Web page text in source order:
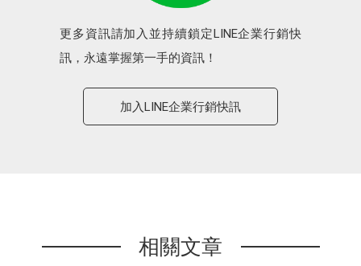
更多資訊請加入並持續鎖定LINE企業行銷快
訊，永遠掌握第一手的資訊！
加入LINE企業行銷快訊
相關文章